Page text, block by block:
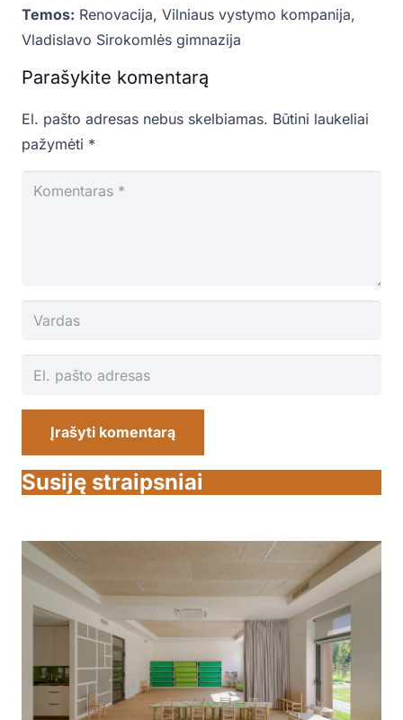
Temos: Renovacija, Vilniaus vystymo kompanija,
Vladislavo Sirokomlės gimnazija
Parašykite komentarą
El. pašto adresas nebus skelbiamas. Būtini laukeliai
pažymėti *
Įrašyti komentarą
Susiję straipsniai